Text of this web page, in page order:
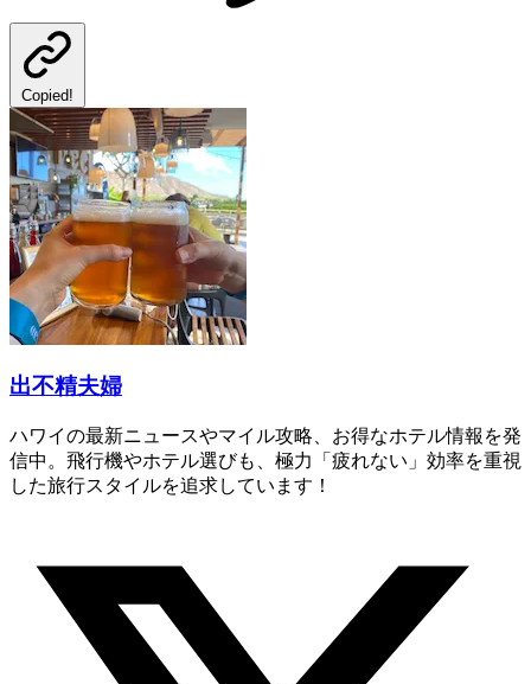
Copied!
出不精夫婦
ハワイの最新ニュースやマイル攻略、お得なホテル情報を発
信中。飛行機やホテル選びも、極力「疲れない」効率を重視
した旅行スタイルを追求しています！